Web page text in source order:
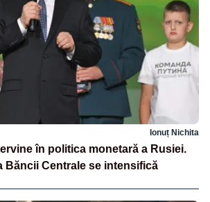
Ionuț Nichita
în politica monetară a Rusiei.
Băncii Centrale se intensifică